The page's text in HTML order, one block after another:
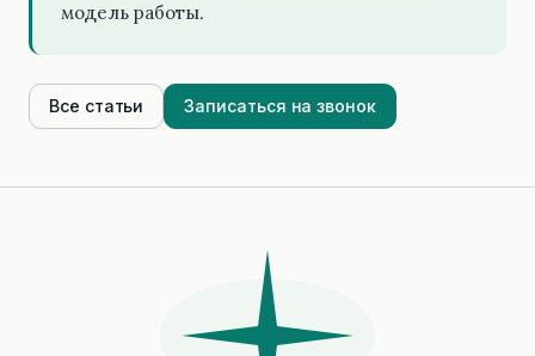
модель работы.
Все статьи Записаться на звонок